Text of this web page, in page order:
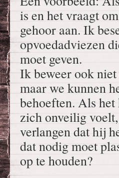
is en het vraagt
gehoor aan. Ik
opvoedadviezen
moet geven.
Ik beweer ook
maar we kunnen
behoeften. Als
zich onveilig
verlangen dat hij
dat nodig moet
op te houden?